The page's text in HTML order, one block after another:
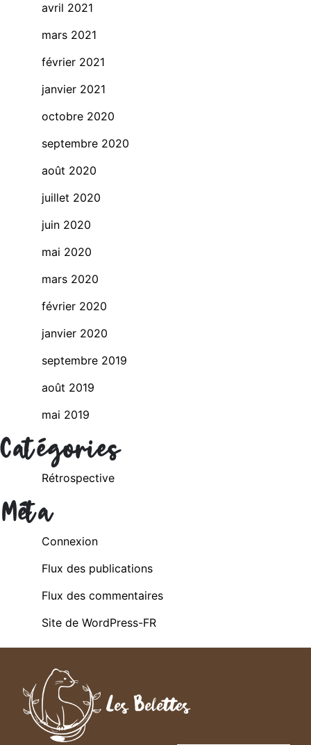
avril 2021
mars 2021
février 2021
janvier 2021
octobre 2020
septembre 2020
août 2020
juillet 2020
juin 2020
mai 2020
mars 2020
février 2020
janvier 2020
septembre 2019
août 2019
mai 2019
Catégories
Rétrospective
Méta
Connexion
Flux des publications
Flux des commentaires
Site de WordPress-FR